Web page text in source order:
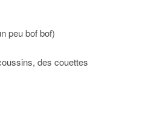
peu bof bof)
des couettes